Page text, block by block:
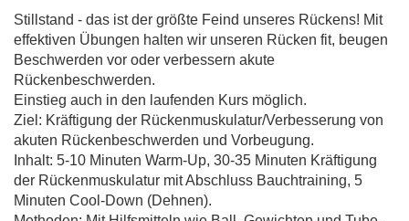
Stillstand - das ist der größte Feind unseres Rückens! Mit
effektiven Übungen halten wir unseren Rücken fit, beugen
Beschwerden vor oder verbessern akute
Rückenbeschwerden.
Einstieg auch in den laufenden Kurs möglich.
Ziel: Kräftigung der Rückenmuskulatur/Verbesserung von
akuten Rückenbeschwerden und Vorbeugung.
Inhalt: 5-10 Minuten Warm-Up, 30-35 Minuten Kräftigung
der Rückenmuskulatur mit Abschluss Bauchtraining, 5
Minuten Cool-Down (Dehnen).